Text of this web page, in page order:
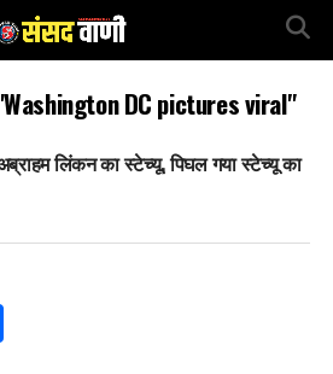
DC pictures viral"
अब्राहम लिंकन का स्टेच्यू, पिघल गया स्टेच्यू का
Share